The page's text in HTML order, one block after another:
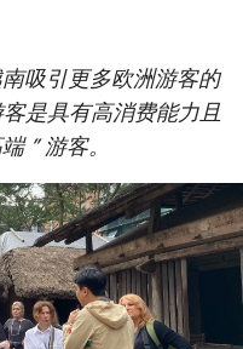
吸引更多欧洲游客的
是具有高消费能力且
” 游客。